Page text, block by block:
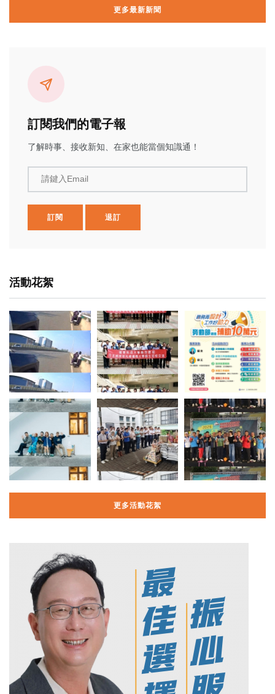
更多最新新聞
訂閱我們的電子報
了解時事、接收新知、在家也能當個知識通！
請鍵入Email
訂閱 退訂
活動花絮
更多活動花絮